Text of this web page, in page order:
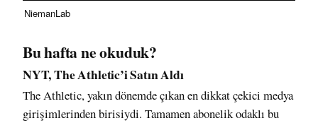
NiemanLab
Bu hafta ne okuduk?
NYT, The Athletic’i Satın Aldı
The Athletic, yakın dönemde çıkan en dikkat çekici medya
girişimlerinden birisiydi. Tamamen abonelik odaklı bu